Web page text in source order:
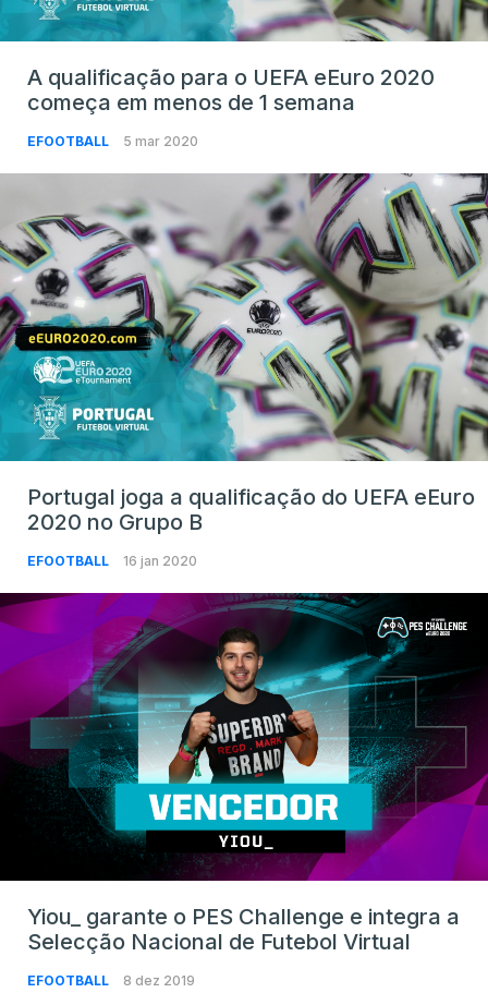
A qualificação para o UEFA eEuro 2020
começa em menos de 1 semana
EFOOTBALL 5 mar 2020
Portugal joga a qualificação do UEFA eEuro
2020 no Grupo B
EFOOTBALL 16 jan 2020
Yiou_ garante o PES Challenge e integra a
Selecção Nacional de Futebol Virtual
EFOOTBALL 8 dez 2019